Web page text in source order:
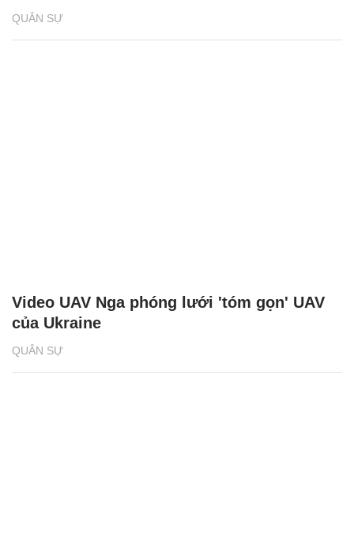
QUÂN SỰ
QUÂN SỰ
Video UAV Nga phóng lưới 'tóm gọn' UAV
của Ukraine